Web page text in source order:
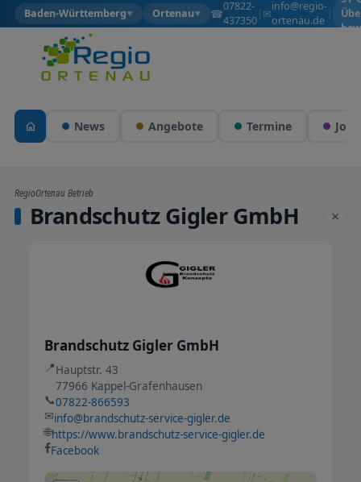
Baden-Württemberg▼ Ortenau▼ ☎07822-
437350
| ✉info@regio-
ortenau.de
|
News Angebote Termine Jobs
RegioOrtenau Betrieb
Brandschutz Gigler GmbH ×
Brandschutz Gigler GmbH
📍Hauptstr. 43
77966 Kappel-Grafenhausen
📞07822-866593
✉info@brandschutz-service-gigler.de
🌐https://www.brandschutz-service-gigler.de
Facebook